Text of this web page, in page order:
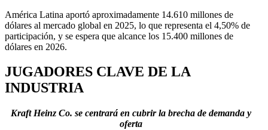
América Latina aportó aproximadamente 14.610 millones de
dólares al mercado global en 2025, lo que representa el 4,50% de
participación, y se espera que alcance los 15.400 millones de
dólares en 2026.
JUGADORES CLAVE DE LA
INDUSTRIA
Kraft Heinz Co. se centrará en cubrir la brecha de demanda y
oferta